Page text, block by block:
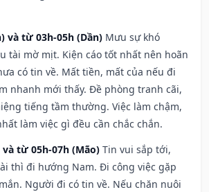
và từ 03h-05h (Dần) Mưu sự khó
tài mờ mịt. Kiện cáo tốt nhất nên hoãn
có tin về. Mất tiền, mất của nếu đi
nhanh mới thấy. Đề phòng tranh cãi,
tiếng tầm thường. Việc làm chậm,
làm việc gì đều cần chắc chắn.
và từ 05h-07h (Mão) Tin vui sắp tới,
thì đi hướng Nam. Đi công việc gặp
Người đi có tin về. Nếu chăn nuôi